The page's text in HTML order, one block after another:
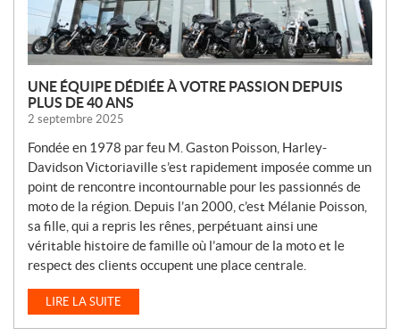
UNE ÉQUIPE DÉDIÉE À VOTRE PASSION DEPUIS
PLUS DE 40 ANS
2 septembre 2025
Fondée en 1978 par feu M. Gaston Poisson, Harley-
Davidson Victoriaville s’est rapidement imposée comme un
point de rencontre incontournable pour les passionnés de
moto de la région. Depuis l’an 2000, c’est Mélanie Poisson,
sa fille, qui a repris les rênes, perpétuant ainsi une
véritable histoire de famille où l’amour de la moto et le
respect des clients occupent une place centrale.
LIRE LA SUITE